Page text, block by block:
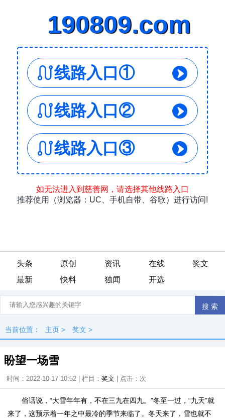
头条 原创 资讯 在线
奖文
最新
快料 独闻 开选
当前位置： 主页 > 奖文 >
盼望一场雪
时间：2022-10-17 10:52 | 栏目： 奖文 | 点击： 次
俗话说，“大雪年年有，不在三九在四九。”冬至一过，“九天”就
来了，这预示着一年之中最冷的季节来临了。冬天来了，雪也就不